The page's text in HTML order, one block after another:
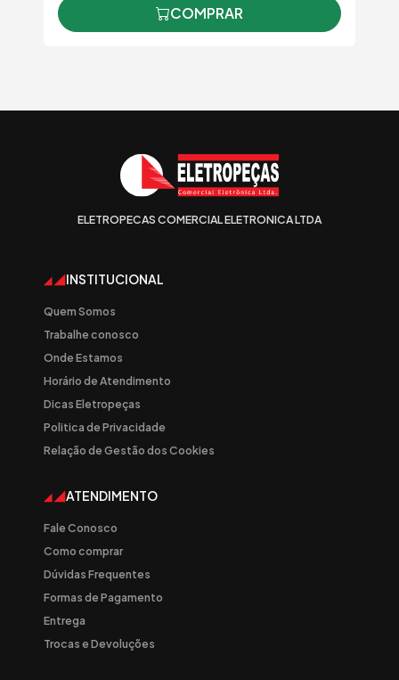
COMPRAR
ELETROPECAS COMERCIAL ELETRONICA LTDA
INSTITUCIONAL
Quem Somos
Trabalhe conosco
Onde Estamos
Horário de Atendimento
Dicas Eletropeças
Politica de Privacidade
Relação de Gestão dos Cookies
ATENDIMENTO
Fale Conosco
Como comprar
Dúvidas Frequentes
Formas de Pagamento
Entrega
Trocas e Devoluções